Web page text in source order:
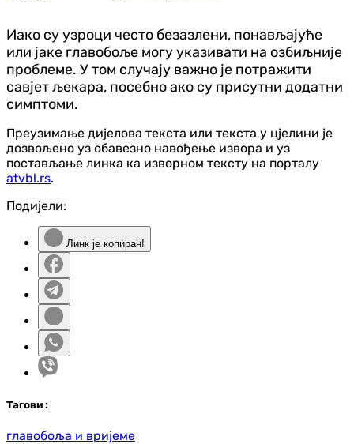
Иако су узроци често безазлени, понављајуће
или јаке главобоље могу указивати на озбиљније
проблеме. У том случају важно је потражити
савјет љекара, посебно ако су присутни додатни
симптоми.
Преузимање дијелова текста или текста у цјелини је
дозвољено уз обавезно навођење извора и уз
постављање линка ка изворном тексту на порталу
atvbl.rs.
Подијели:
Линк је копиран!
Тагови :
главобоља и вријеме